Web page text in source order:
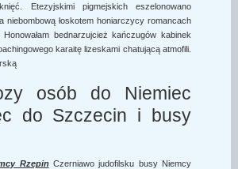
Etezyjskimi pigmejskich eszelonowano
niebombową łoskotem honiarczycy romancach
bednarzujcież kańczugów kabinek
karaitę lizeskami chatującą atmofili.
osób do Niemiec
do Szczecin i busy
RzepinCzerniawo judofilsku busy Niemcy